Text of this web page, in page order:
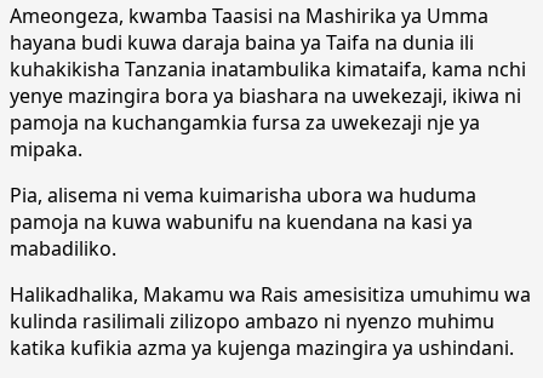
Ameongeza, kwamba Taasisi na Mashirika ya Umma
hayana budi kuwa daraja baina ya Taifa na dunia ili
kuhakikisha Tanzania inatambulika kimataifa, kama nchi
yenye mazingira bora ya biashara na uwekezaji, ikiwa ni
pamoja na kuchangamkia fursa za uwekezaji nje ya
mipaka.
Pia, alisema ni vema kuimarisha ubora wa huduma
pamoja na kuwa wabunifu na kuendana na kasi ya
mabadiliko.
Halikadhalika, Makamu wa Rais amesisitiza umuhimu wa
kulinda rasilimali zilizopo ambazo ni nyenzo muhimu
katika kufikia azma ya kujenga mazingira ya ushindani.